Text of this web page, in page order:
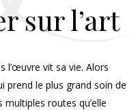
sur l’art
l’œuvre vit sa vie. Alors
prend le plus grand soin de
multiples routes qu’elle